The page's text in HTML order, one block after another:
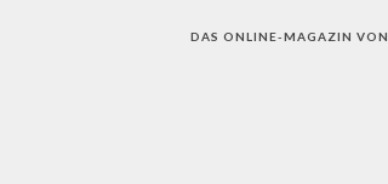
DAS ONLINE-MAGAZIN VON